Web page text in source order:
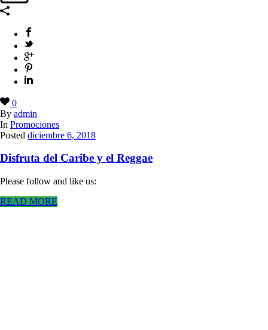
0
By admin
In Promociones
Posted diciembre 6, 2018
Disfruta del Caribe y el Reggae
Please follow and like us:
READ MORE